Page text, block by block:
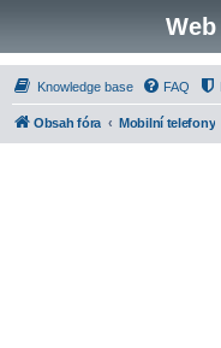
Knowledge base FAQ
Obsah fóra Mobilní telefony